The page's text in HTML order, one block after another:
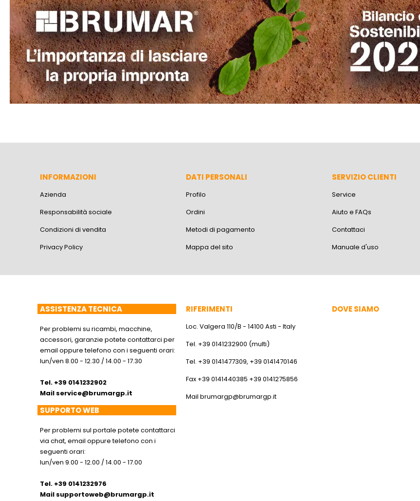
INFORMAZIONI
Azienda
Responsabilità sociale
Condizioni di vendita
Privacy Policy
DATI PERSONALI
Profilo
Ordini
Metodi di pagamento
Mappa del sito
SERVIZIO CLIENTI
Service
Aiuto e FAQs
Contattaci
Manuale d'uso
ASSISTENZA TECNICA
Per problemi su ricambi, macchine,
accessori, garanzie potete contattarci per
email oppure telefono con i seguenti orari:
lun/ven 8.00 - 12.30 / 14.00 - 17.30
Tel. +39 0141232902
Mail service@brumargp.it
SUPPORTO WEB
Per problemi sul portale potete contattarci
via chat, email oppure telefono con i
seguenti orari:
lun/ven 9.00 - 12.00 / 14.00 - 17.00
Tel. +39 0141232976
Mail supportoweb@brumargp.it
RIFERIMENTI
Loc. Valgera 110/B - 14100 Asti - Italy
Tel. +39 0141232900 (multi)
Tel. +39 0141477309, +39 0141470146
Fax +39 0141440385 +39 0141275856
Mail brumargp@brumargp.it
DOVE SIAMO